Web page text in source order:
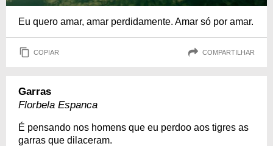
Eu quero amar, amar perdidamente. Amar só por amar.
COPIAR COMPARTILHAR
Garras
Florbela Espanca
É pensando nos homens que eu perdoo aos tigres as
garras que dilaceram.